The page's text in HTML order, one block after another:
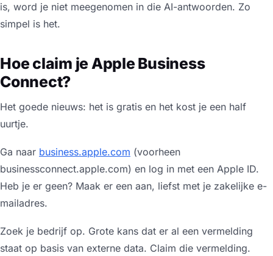
is, word je niet meegenomen in die AI-antwoorden. Zo
simpel is het.
Hoe claim je Apple Business
Connect?
Het goede nieuws: het is gratis en het kost je een half
uurtje.
Ga naar business.apple.com (voorheen
businessconnect.apple.com) en log in met een Apple ID.
Heb je er geen? Maak er een aan, liefst met je zakelijke e-
mailadres.
Zoek je bedrijf op. Grote kans dat er al een vermelding
staat op basis van externe data. Claim die vermelding.